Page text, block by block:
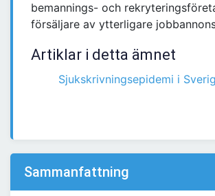
bemannings- och
försäljare av ytterligare
Artiklar i detta ämnet
Sjukskrivningsepidemi i
Sammanfattning